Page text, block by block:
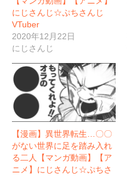
にじさんじ☆ぷちさんじ
VTuber
2020年12月22日
にじさんじ
【漫画】異世界転生…〇〇
がない世界に足を踏み入れ
る二人【マンガ動画】【ア
ニメ】にじさんじ☆ぷちさ